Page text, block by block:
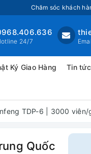
Chăm sóc khách
24/7
Ký Giao Hàng Tin
TDP-6 | 3000 viên/
Quốc